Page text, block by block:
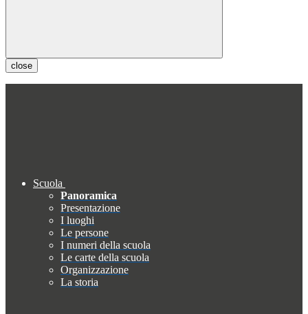
close
Scuola
Panoramica
Presentazione
I luoghi
Le persone
I numeri della scuola
Le carte della scuola
Organizzazione
La storia